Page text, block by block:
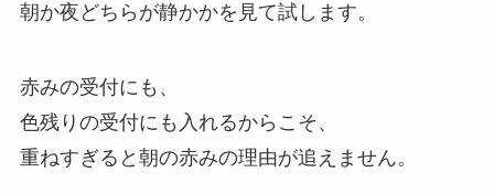
朝か夜どちらが静かかを見て試します。
赤みの受付にも、
色残りの受付にも入れるからこそ、
重ねすぎると朝の赤みの理由が追えません。